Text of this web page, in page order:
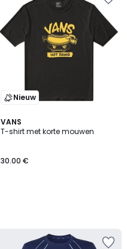
Nieuw
VANS
T-shirt met korte mouwen
30.00 €